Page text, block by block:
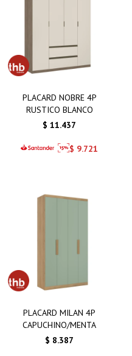
PLACARD NOBRE 4P
RUSTICO BLANCO
$ 11.437
$ 9.721
PLACARD MILAN 4P
CAPUCHINO/MENTA
$ 8.387